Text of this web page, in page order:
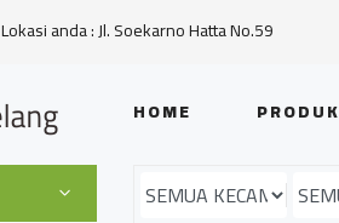
Lokasi anda : Jl. Soekarno Hatta No.59
HOME PRODUK